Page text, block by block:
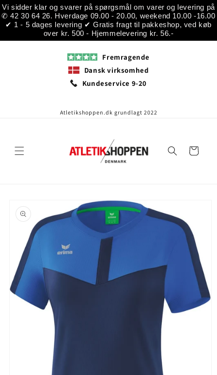
Vi sidder klar og svarer på spørgsmål om varer og levering på
✆ 42 30 64 26. Hverdage 09.00 - 20.00, weekend 10.00 -16.00
✔ 1 - 5 dages levering ✔ Gratis fragt til pakkeshop, ved køb
over kr. 500 - Hjemmelevering kr. 56.-
Gå til
indhold
Fremragende
Dansk virksomhed
Kundeservice 9-20
Atletikshoppen.dk grundlagt 2022
Indkøbskurv